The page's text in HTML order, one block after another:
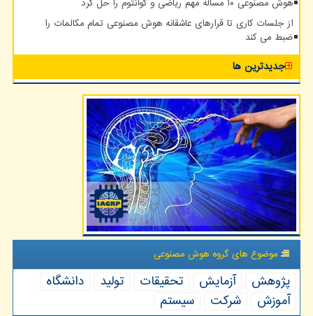
هوش مصنوعی ۱۰ مساله مهم ریاضی و کوانتوم را حل کرد
از جلسات کاری تا قرارهای عاشقانه هوش مصنوعی تمام مکالمات را
ضبط می کند
جدیدترین ها
موضوع های گروه هوش مصنوعی
پژوهش آزمایش تحقیقات تولید
دانشگاه
آموزش
شركت سیستم